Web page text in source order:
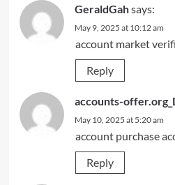
GeraldGahsays:
May 9, 2025 at 10:12 am
account market
Reply
accounts-
May 10, 2025 at 5:20 am
account purchase
Reply